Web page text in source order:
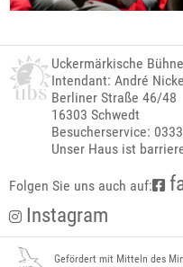
Uckermärkische
Intendant: André Nicke
Berliner Straße 46/48
16303 Schwedt
Besucherservice:
Unser Haus ist
Folgen Sie uns auch auf:
Instagram
Gefördert mit Mitteln des